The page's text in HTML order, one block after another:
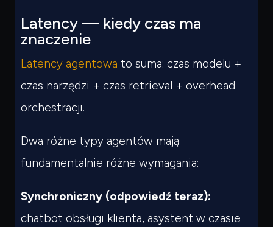
Latency — kiedy czas ma
znaczenie
Latency agentowa to suma: czas modelu +
czas narzędzi + czas retrieval + overhead
orchestracji.
Dwa różne typy agentów mają
fundamentalnie różne wymagania:
Synchroniczny (odpowiedź teraz):
chatbot obsługi klienta, asystent w czasie